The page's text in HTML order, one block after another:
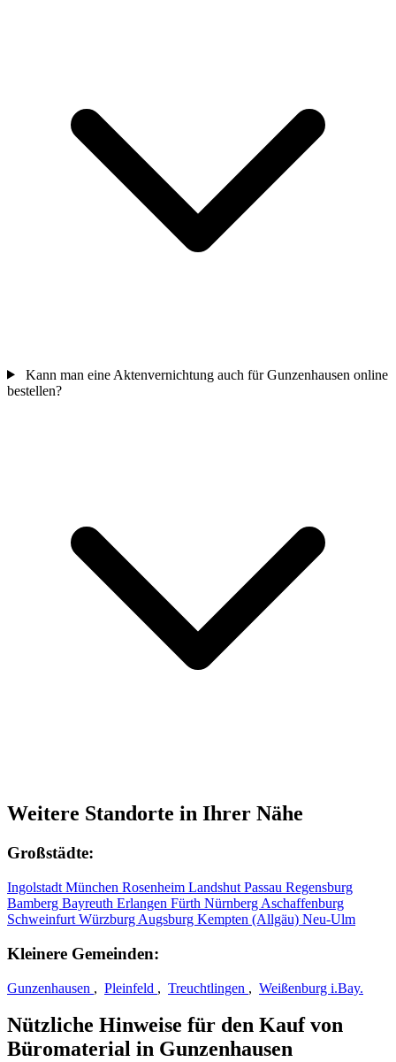
Kann man eine Aktenvernichtung auch für Gunzenhausen online
bestellen?
Weitere Standorte in Ihrer Nähe
Großstädte:
Ingolstadt München Rosenheim Landshut Passau Regensburg
Bamberg Bayreuth Erlangen Fürth Nürnberg Aschaffenburg
Schweinfurt Würzburg Augsburg Kempten (Allgäu) Neu-Ulm
Kleinere Gemeinden:
Gunzenhausen , Pleinfeld , Treuchtlingen , Weißenburg i.Bay.
Nützliche Hinweise für den Kauf von
Büromaterial in Gunzenhausen